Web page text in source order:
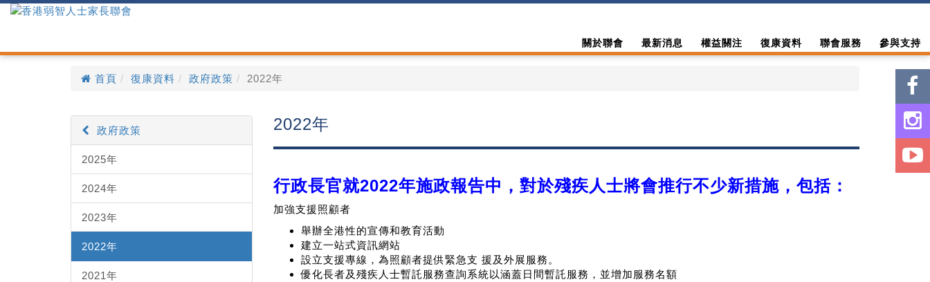
關於聯會 最新消息 權益關注 復康資料 聯會服務 參與支持
首頁 復康資料 政府政策 2022年
政府政策
2025年
2024年
2023年
2022年
2021年
2022年
行政長官就2022年施政報告中，對於殘疾人士將會推行不少新措施，包括：
加強支援照顧者
舉辦全港性的宣傳和教育活動
建立一站式資訊網站
設立支援專線，為照顧者提供緊急支 援及外展服務。
優化長者及殘疾人士暫託服務查詢系統以涵蓋日間暫託服務，並增加服務名額